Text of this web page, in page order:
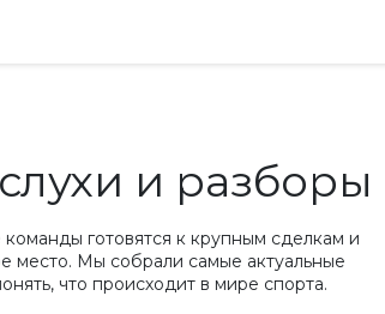
и разборы
готовятся к крупным сделкам и
место. Мы собрали самые актуальные
что происходит в мире спорта.